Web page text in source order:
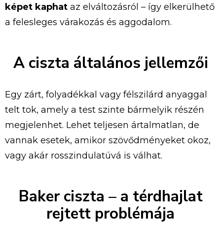
képet kaphat az elváltozásról – így elkerülhető
a felesleges várakozás és aggodalom.
A ciszta általános jellemzői
Egy zárt, folyadékkal vagy félszilárd anyaggal
telt tok, amely a test szinte bármelyik részén
megjelenhet. Lehet teljesen ártalmatlan, de
vannak esetek, amikor szövődményeket okoz,
vagy akár rosszindulatúvá is válhat.
Baker ciszta – a térdhajlat
rejtett problémája